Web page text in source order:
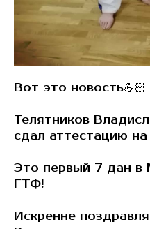
Вот это новость💪🏻
Телятников
сдал аттестацию на
Это первый 7 дан в
ГТФ!
Искренне